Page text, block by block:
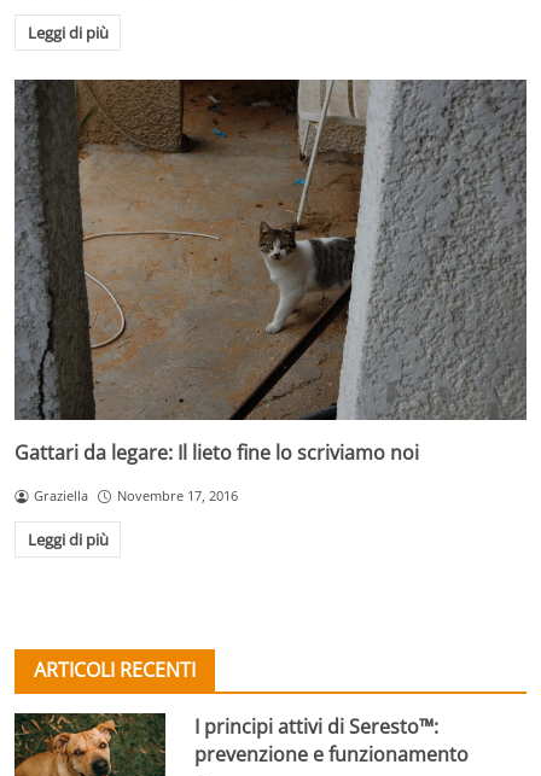
Leggi di più
Gattari da legare: Il lieto fine lo scriviamo noi
Graziella Novembre 17, 2016
Leggi di più
ARTICOLI RECENTI
I principi attivi di Seresto™:
prevenzione e funzionamento